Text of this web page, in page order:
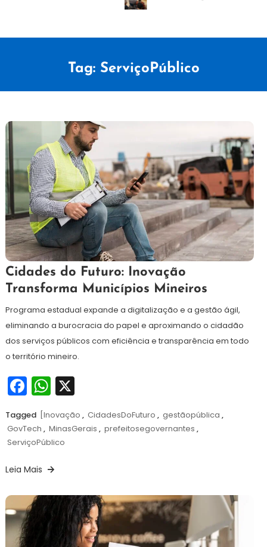
Tag: ServiçoPúblico
8
de
dezembro
de
2025
Redação
Cidades do Futuro: Inovação
Transforma Municípios Mineiros
Programa estadual expande a digitalização e a gestão ágil,
eliminando a burocracia do papel e aproximando o cidadão
dos serviços públicos com eficiência e transparência em todo
o território mineiro.
Facebook
WhatsApp
X
Tagged [Inovação , CidadesDoFuturo , gestãopública ,
GovTech , MinasGerais , prefeitosegovernantes ,
ServiçoPúblico
Leia Mais